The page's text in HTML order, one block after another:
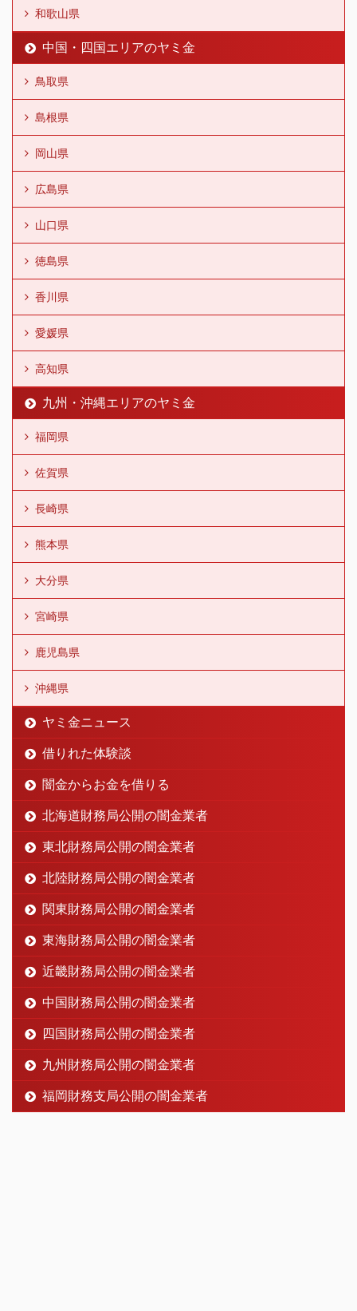
和歌山県
中国・四国エリアのヤミ金
鳥取県
島根県
岡山県
広島県
山口県
徳島県
香川県
愛媛県
高知県
九州・沖縄エリアのヤミ金
福岡県
佐賀県
長崎県
熊本県
大分県
宮崎県
鹿児島県
沖縄県
ヤミ金ニュース
借りれた体験談
闇金からお金を借りる
北海道財務局公開の闇金業者
東北財務局公開の闇金業者
北陸財務局公開の闇金業者
関東財務局公開の闇金業者
東海財務局公開の闇金業者
近畿財務局公開の闇金業者
中国財務局公開の闇金業者
四国財務局公開の闇金業者
九州財務局公開の闇金業者
福岡財務支局公開の闇金業者